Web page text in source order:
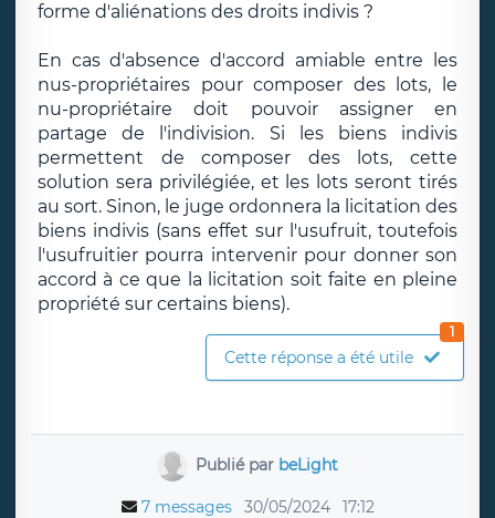
forme d'aliénations des droits indivis ?
En cas d'absence d'accord amiable entre les
nus-propriétaires pour composer des lots, le
nu-propriétaire doit pouvoir assigner en
partage de l'indivision. Si les biens indivis
permettent de composer des lots, cette
solution sera privilégiée, et les lots seront tirés
au sort. Sinon, le juge ordonnera la licitation des
biens indivis (sans effet sur l'usufruit, toutefois
l'usufruitier pourra intervenir pour donner son
accord à ce que la licitation soit faite en pleine
propriété sur certains biens).
Cette réponse a été utile
1
Publié par beLight
7 messages 30/05/2024 17:12